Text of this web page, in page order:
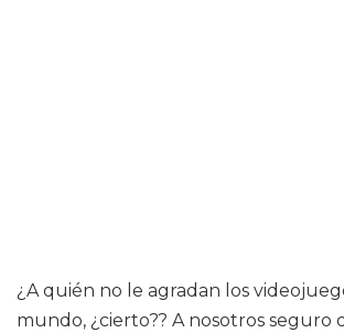
¿A quién no le agradan los
mundo, ¿cierto?? A nosotros seguro